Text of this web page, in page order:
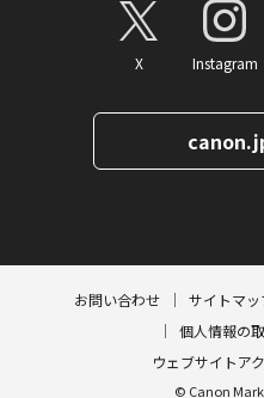
X Instagram
お問い合わせ サイトマッ
個人情報の
ウェブサイトア
© Canon